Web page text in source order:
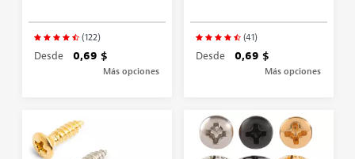
(122)
Desde 0,69 $
Más opciones
(41)
Desde 0,69 $
Más opciones